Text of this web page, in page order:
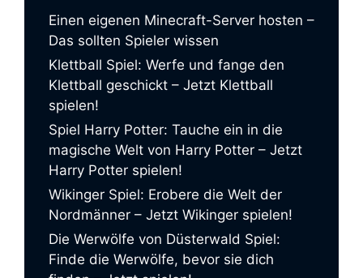
Einen eigenen Minecraft-Server hosten –
Das sollten Spieler wissen
Klettball Spiel: Werfe und fange den
Klettball geschickt – Jetzt Klettball
spielen!
Spiel Harry Potter: Tauche ein in die
magische Welt von Harry Potter – Jetzt
Harry Potter spielen!
Wikinger Spiel: Erobere die Welt der
Nordmänner – Jetzt Wikinger spielen!
Die Werwölfe von Düsterwald Spiel:
Finde die Werwölfe, bevor sie dich